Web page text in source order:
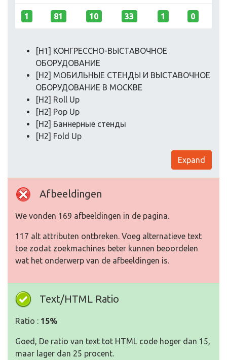
1 81 10 33 1 0
[H1] КОНГРЕССНО-ВЫСТАВОЧНОЕ
ОБОРУДОВАНИЕ
[H2] МОБИЛЬНЫЕ СТЕНДЫ И ВЫСТАВОЧНОЕ
ОБОРУДОВАНИЕ В МОСКВЕ
[H2] Roll Up
[H2] Pop Up
[H2] Баннерные стенды
[H2] Fold Up
Expand
Afbeeldingen
We vonden 169 afbeeldingen in de pagina.
117 alt attributen ontbreken. Voeg alternatieve text
toe zodat zoekmachines beter kunnen beoordelen
wat het onderwerp van de afbeeldingen is.
Text/HTML Ratio
Ratio : 15%
Goed, De ratio van text tot HTML code hoger dan 15,
maar lager dan 25 procent.